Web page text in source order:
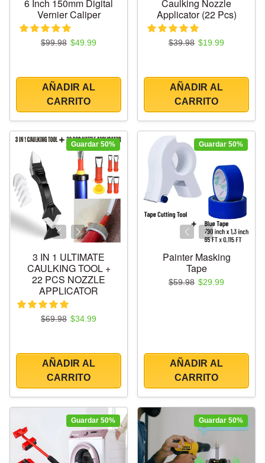
6 Inch 150mm Digital
Vernier Caliper
Precio regular
$99.98 Precio de oferta
$49.99
AÑADIR AL
CARRITO
Caulking Nozzle
Applicator (22 Pcs)
Precio regular
$39.98 Precio de oferta
$19.99
AÑADIR AL
CARRITO
Guardar 50%
3 IN 1 ULTIMATE
CAULKING TOOL +
22 PCS NOZZLE
APPLICATOR
Precio regular
$69.98 Precio de oferta
$34.99
AÑADIR AL
CARRITO
Guardar 50%
Painter Masking
Tape
Precio regular
$59.98 Precio de oferta
$29.99
AÑADIR AL
CARRITO
Guardar 50% Guardar 50%